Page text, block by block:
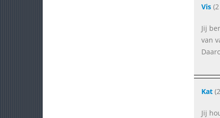
Vis(2
Jij
van
Kat
Jij